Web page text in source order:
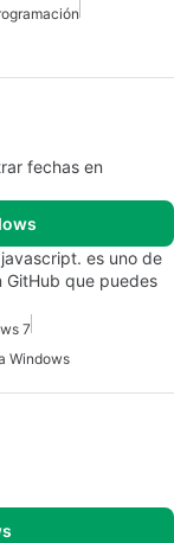
fechas en
es uno de
que puedes
7
Windows